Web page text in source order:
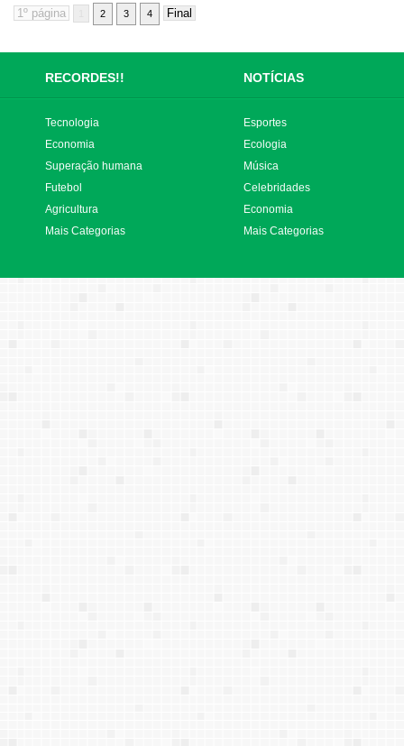
2 3 4
RECORDES!! NOTÍCIAS
Tecnologia
Economia
Superação humana
Futebol
Agricultura
Mais Categorias
Esportes
Ecologia
Música
Celebridades
Economia
Mais Categorias